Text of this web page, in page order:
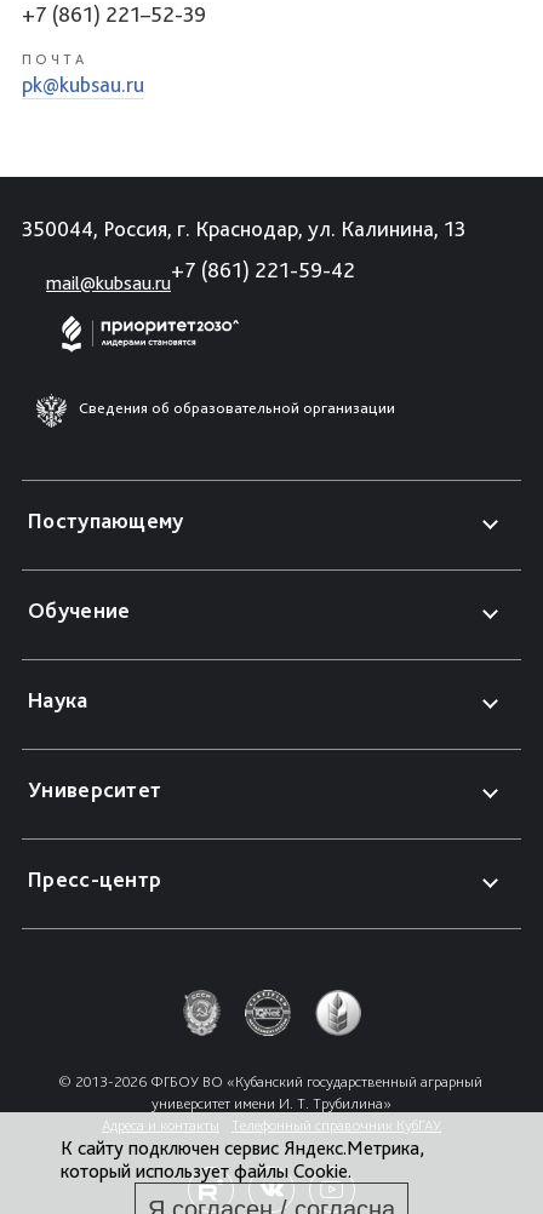
+7 (861) 221–52-39
ПОЧТА
pk@kubsau.ru
350044, Россия, г. Краснодар, ул. Калинина, 13
mail@kubsau.ru
+7 (861) 221-59-42
Сведения об образовательной организации
Поступающему
Обучение
Наука
Университет
Пресс-центр
© 2013-2026 ФГБОУ ВО «Кубанский государственный аграрный
университет имени И. Т. Трубилина»
Адреса и контакты
Телефонный справочник КубГАУ
К сайту подключен сервис Яндекс.Метрика,
который использует файлы Cookie.